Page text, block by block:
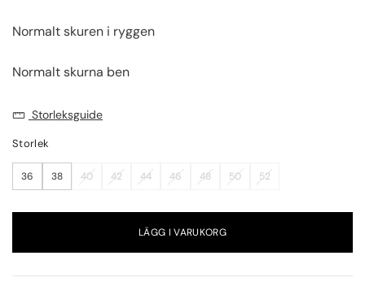
Normalt skuren i ryggen
Normalt skurna ben
Storleksguide
Storlek
36 38 40 42 44 46 48 50 52
LÄGG I VARUKORG